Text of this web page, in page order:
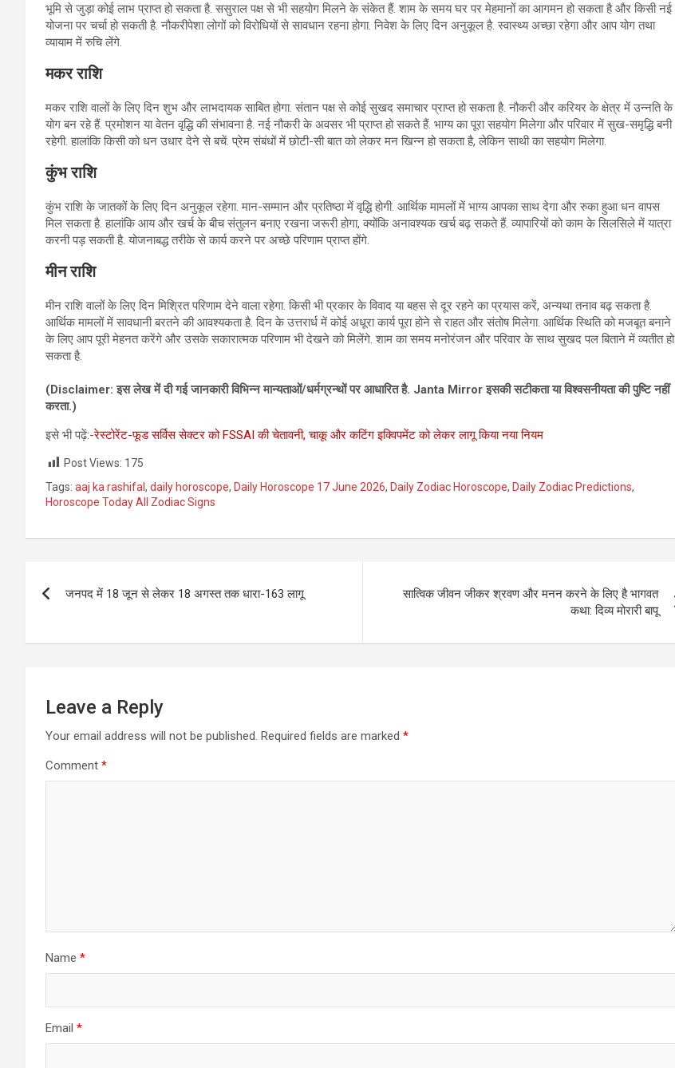
भूमि से जुड़ा कोई लाभ प्राप्त हो सकता है. ससुराल पक्ष से भी सहयोग मिलने के संकेत हैं. शाम के समय घर पर मेहमानों का आगमन हो सकता है और किसी नई
योजना पर चर्चा हो सकती है. नौकरीपेशा लोगों को विरोधियों से सावधान रहना होगा. निवेश के लिए दिन अनुकूल है. स्वास्थ्य अच्छा रहेगा और आप योग तथा
व्यायाम में रुचि लेंगे.
मकर राशि
मकर राशि वालों के लिए दिन शुभ और लाभदायक साबित होगा. संतान पक्ष से कोई सुखद समाचार प्राप्त हो सकता है. नौकरी और करियर के क्षेत्र में उन्नति के
योग बन रहे हैं. प्रमोशन या वेतन वृद्धि की संभावना है. नई नौकरी के अवसर भी प्राप्त हो सकते हैं. भाग्य का पूरा सहयोग मिलेगा और परिवार में सुख-समृद्धि बनी
रहेगी. हालांकि किसी को धन उधार देने से बचें. प्रेम संबंधों में छोटी-सी बात को लेकर मन खिन्न हो सकता है, लेकिन साथी का सहयोग मिलेगा.
कुंभ राशि
कुंभ राशि के जातकों के लिए दिन अनुकूल रहेगा. मान-सम्मान और प्रतिष्ठा में वृद्धि होगी. आर्थिक मामलों में भाग्य आपका साथ देगा और रुका हुआ धन वापस
मिल सकता है. हालांकि आय और खर्च के बीच संतुलन बनाए रखना जरूरी होगा, क्योंकि अनावश्यक खर्च बढ़ सकते हैं. व्यापारियों को काम के सिलसिले में यात्रा
करनी पड़ सकती है. योजनाबद्ध तरीके से कार्य करने पर अच्छे परिणाम प्राप्त होंगे.
मीन राशि
मीन राशि वालों के लिए दिन मिश्रित परिणाम देने वाला रहेगा. किसी भी प्रकार के विवाद या बहस से दूर रहने का प्रयास करें, अन्यथा तनाव बढ़ सकता है.
आर्थिक मामलों में सावधानी बरतने की आवश्यकता है. दिन के उत्तरार्ध में कोई अधूरा कार्य पूरा होने से राहत और संतोष मिलेगा. आर्थिक स्थिति को मजबूत बनाने
के लिए आप पूरी मेहनत करेंगे और उसके सकारात्मक परिणाम भी देखने को मिलेंगे. शाम का समय मनोरंजन और परिवार के साथ सुखद पल बिताने में व्यतीत हो
सकता है.
(Disclaimer: इस लेख में दी गई जानकारी विभिन्‍न मान्‍यताओं/धर्मग्रन्‍थों पर आधारित है. Janta Mirror इसकी सटीकता या विश्‍वसनीयता की पुष्टि नहीं
करता.)
इसे भी पढ़ें:-रेस्टोरेंट-फूड सर्विस सेक्टर को FSSAI की चेतावनी, चाकू और कटिंग इक्विपमेंट को लेकर लागू किया नया नियम
Post Views: 175
Tags: aaj ka rashifal, daily horoscope, Daily Horoscope 17 June 2026, Daily Zodiac Horoscope, Daily Zodiac Predictions,
Horoscope Today All Zodiac Signs
navigation
जनपद में 18 जून से लेकर 18 अगस्‍त तक धारा-163 लागू
सात्विक जीवन जीकर श्रवण और मनन करने के लिए है भागवत
कथा: दिव्य मोरारी बापू
Leave a Reply
Your email address will not be published. Required fields are marked *
Comment *
Name *
Email *